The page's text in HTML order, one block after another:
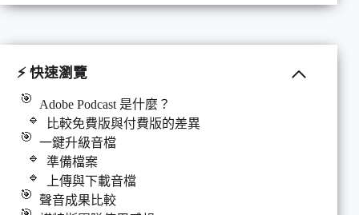
⚡ 快速瀏覽
Adobe Podcast 是什麼？
比較免費版與付費版的差異
一鍵升級音檔
準備檔案
上傳與下載音檔
聲音成果比較